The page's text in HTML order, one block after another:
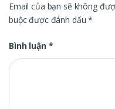
Email của bạn sẽ không
buộc được đánh dấu*
Bình luận *